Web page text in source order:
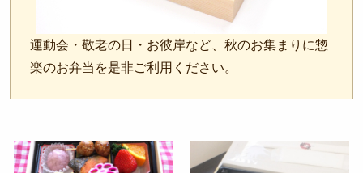
旅行会社様向け弁当
価格帯から選ぶ
～999円
1,000～1,999円
運動会・敬老の日・お彼岸など、秋のお集まりに惣
楽のお弁当を是非ご利用ください。